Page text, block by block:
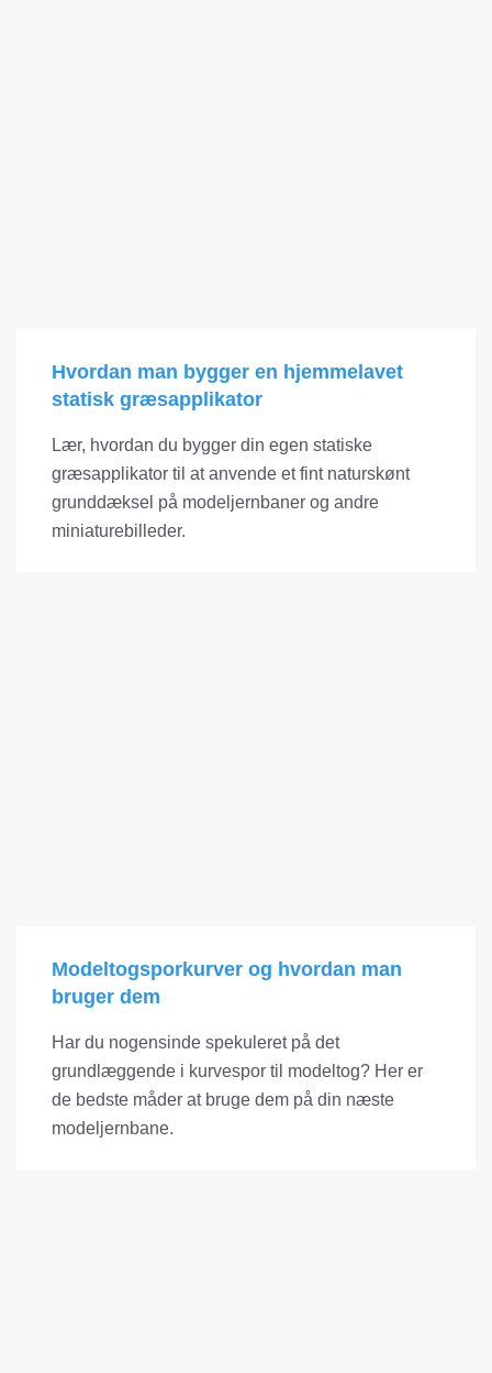
Hvordan man bygger en hjemmelavet
statisk græsapplikator
Lær, hvordan du bygger din egen statiske
græsapplikator til at anvende et fint naturskønt
grunddæksel på modeljernbaner og andre
miniaturebilleder.
Modeltogsporkurver og hvordan man
bruger dem
Har du nogensinde spekuleret på det
grundlæggende i kurvespor til modeltog? Her er
de bedste måder at bruge dem på din næste
modeljernbane.